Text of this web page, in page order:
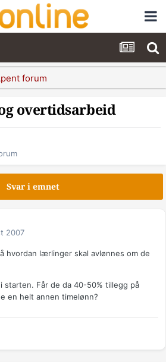
forum
overtidsarbeid
Svar i emnet
2007
hvordan lærlinger skal avlønnes om de
starten. Får de da 40-50% tillegg på
en helt annen timelønn?